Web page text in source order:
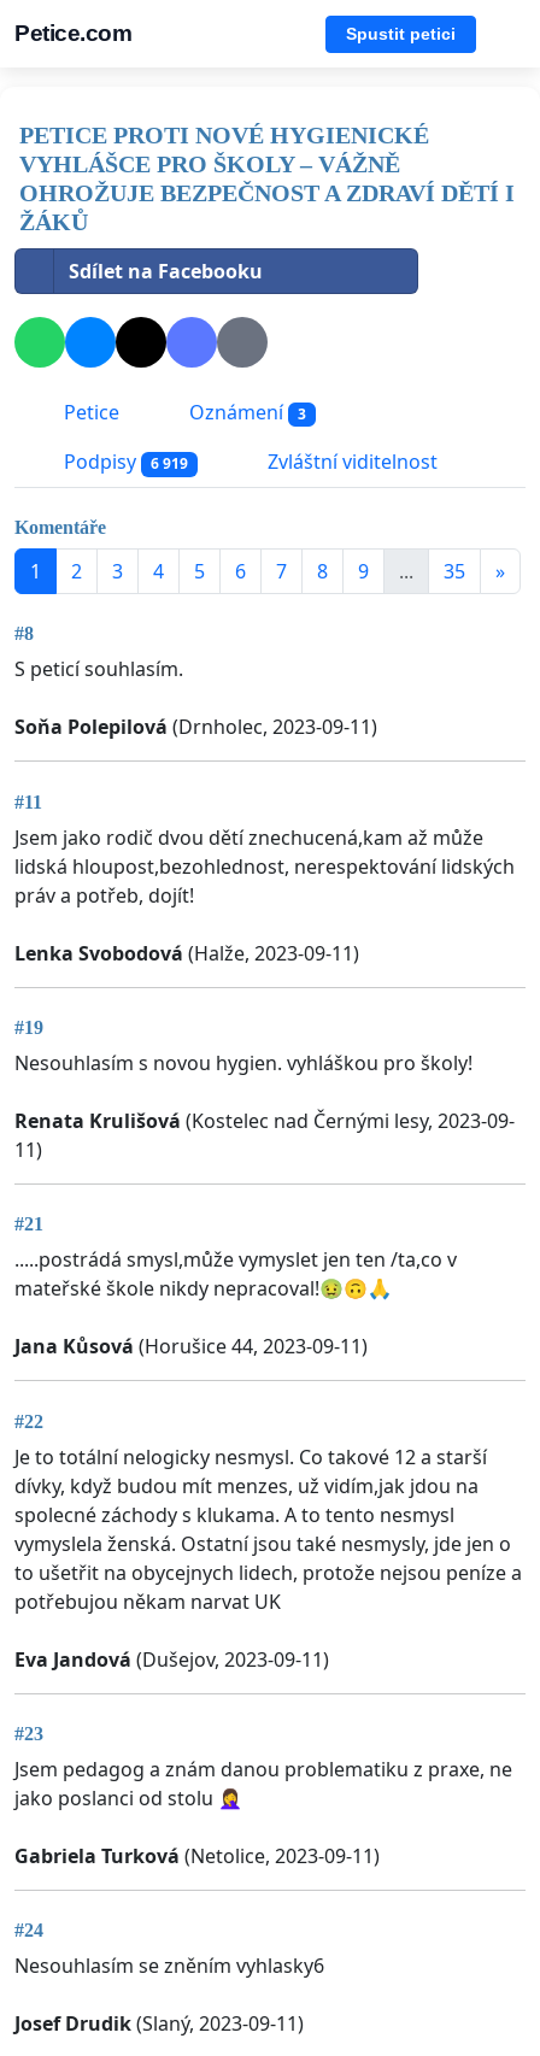
Petice.com Spustit petici
PETICE PROTI NOVÉ HYGIENICKÉ
VYHLÁŠCE PRO ŠKOLY – VÁŽNĚ
OHROŽUJE BEZPEČNOST A ZDRAVÍ DĚTÍ I
ŽÁKŮ
Sdílet na Facebooku
Petice Oznámení 3
Podpisy 6 919 Zvláštní viditelnost
Komentáře
1 2 3 4 5 6 7 8 9 ... 35 »
#8
S peticí souhlasím.
Soňa Polepilová (Drnholec, 2023-09-11)
#11
Jsem jako rodič dvou dětí znechucená,kam až může
lidská hloupost,bezohlednost, nerespektování lidských
práv a potřeb, dojít!
Lenka Svobodová (Halže, 2023-09-11)
#19
Nesouhlasím s novou hygien. vyhláškou pro školy!
Renata Krulišová (Kostelec nad Černými lesy, 2023-09-
11)
#21
.....postrádá smysl,může vymyslet jen ten /ta,co v
mateřské škole nikdy nepracoval!🤢🙃🙏
Jana Kůsová (Horušice 44, 2023-09-11)
#22
Je to totální nelogicky nesmysl. Co takové 12 a starší
dívky, když budou mít menzes, už vidím,jak jdou na
spolecné záchody s klukama. A to tento nesmysl
vymyslela ženská. Ostatní jsou také nesmysly, jde jen o
to ušetřit na obycejnych lidech, protože nejsou peníze a
potřebujou někam narvat UK
Eva Jandová (Dušejov, 2023-09-11)
#23
Jsem pedagog a znám danou problematiku z praxe, ne
jako poslanci od stolu 🤦‍♀️
Gabriela Turková (Netolice, 2023-09-11)
#24
Nesouhlasím se zněním vyhlasky6
Josef Drudik(Slaný, 2023-09-11)